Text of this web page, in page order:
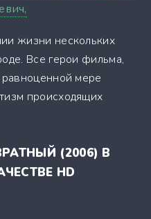
жизни нескольких
Все герои фильма,
мере
происходящих
(2006) В
HD